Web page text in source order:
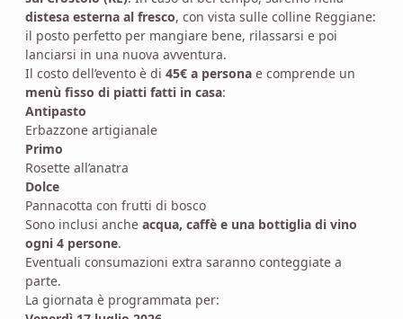
distesa esterna al fresco, con vista sulle colline Reggiane:
il posto perfetto per mangiare bene, rilassarsi e poi
lanciarsi in una nuova avventura.
Il costo dell’evento è di 45€ a persona e comprende un
menù fisso di piatti fatti in casa:
Antipasto
Erbazzone artigianale
Primo
Rosette all’anatra
Dolce
Pannacotta con frutti di bosco
Sono inclusi anche acqua, caffè e una bottiglia di vino
ogni 4 persone.
Eventuali consumazioni extra saranno conteggiate a
parte.
La giornata è programmata per: